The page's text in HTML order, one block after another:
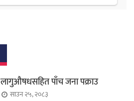
लागुऔषधसहित पाँच जना पक्राउ
साउन २५, २०८३